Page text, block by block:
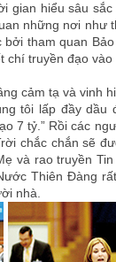
gian hiểu sâu
những nơi như
tham quan
chí truyền đạo
cảm tạ và vinh
tôi lấp đầy
7 tỷ.” Rồi các
chắc chắn sẽ
và rao truyền
Thiên Đàng
nhà.